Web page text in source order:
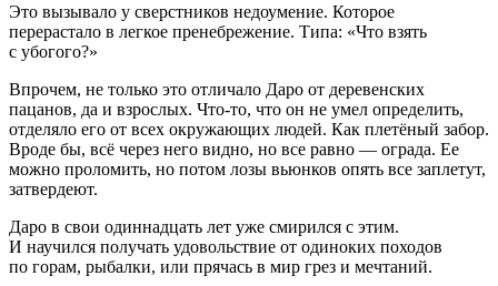
Это вызывало у сверстников недоумение. Которое
перерастало в легкое пренебрежение. Типа: «Что взять
с убогого?»
Впрочем, не только это отличало Даро от деревенских
пацанов, да и взрослых. Что-то, что он не умел определить,
отделяло его от всех окружающих людей. Как плетёный забор.
Вроде бы, всё через него видно, но все равно — ограда. Ее
можно проломить, но потом лозы вьюнков опять все заплетут,
затвердеют.
Даро в свои одиннадцать лет уже смирился с этим.
И научился получать удовольствие от одиноких походов
по горам, рыбалки, или прячась в мир грез и мечтаний.